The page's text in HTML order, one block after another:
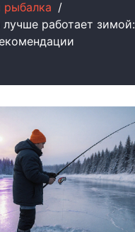
рыбалка
работает зимой: